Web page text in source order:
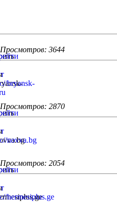
Просмотров: 3644
Просмотров: 2870
Просмотров: 2054